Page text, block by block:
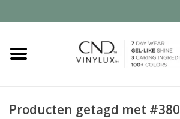
Home
Producten getagd met #380